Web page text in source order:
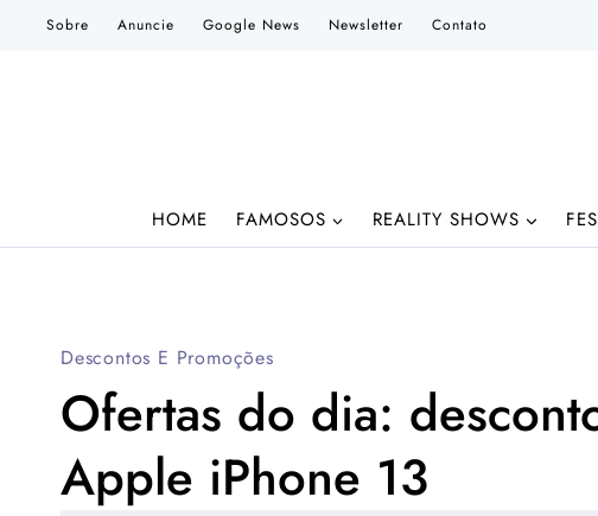
Sobre Anuncie Google News Newsletter Contato
HOME FAMOSOS REALITY SHOWS
Descontos E Promoções
Ofertas do dia:
Apple iPhone 13